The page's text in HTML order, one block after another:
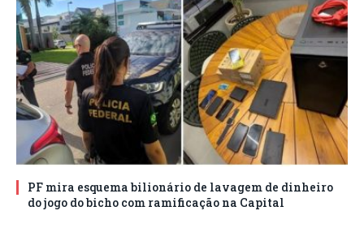
PF mira esquema bilionário de lavagem de dinheiro
do jogo do bicho com ramificação na Capital